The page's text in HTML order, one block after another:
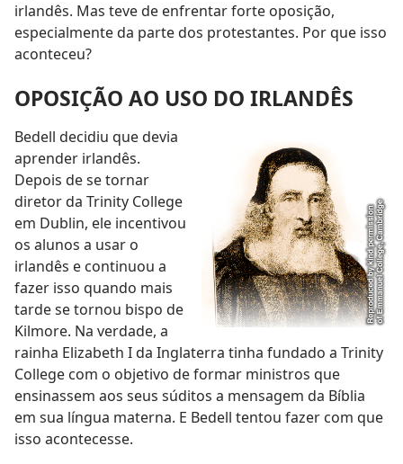
irlandês. Mas teve de enfrentar forte oposição,
especialmente da parte dos protestantes. Por que isso
aconteceu?
OPOSIÇÃO AO USO DO IRLANDÊS
Bedell decidiu que devia
aprender irlandês.
Depois de se tornar
diretor da Trinity College
em Dublin, ele incentivou
os alunos a usar o
irlandês e continuou a
fazer isso quando mais
tarde se tornou bispo de
Kilmore. Na verdade, a
rainha Elizabeth I da Inglaterra tinha fundado a Trinity
College com o objetivo de formar ministros que
ensinassem aos seus súditos a mensagem da Bíblia
em sua língua materna. E Bedell tentou fazer com que
isso acontecesse.